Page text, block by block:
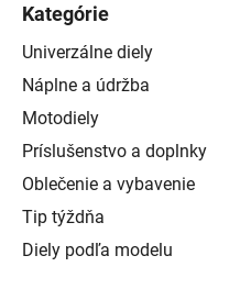
Kategórie
Univerzálne diely
Náplne a údržba
Motodiely
Príslušenstvo a doplnky
Oblečenie a vybavenie
Tip týždňa
Diely podľa modelu